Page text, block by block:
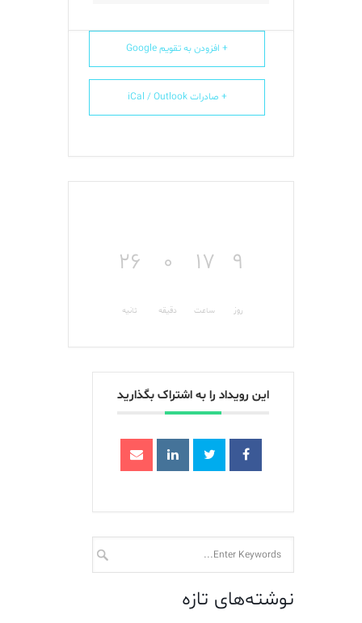
+ افزودن به تقویم Google
+ صادرات iCal / Outlook
9
روز
17
ساعت
0
دقیقه
26
ثانیه
این رویداد را به اشتراک بگذارید
نوشته‌های تازه